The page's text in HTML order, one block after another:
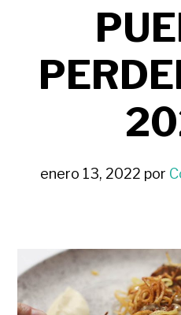
enero 13, 2022 por